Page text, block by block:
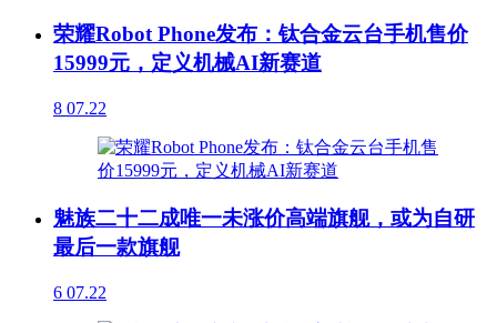
荣耀Robot Phone发布：钛合金云台手机售价
15999元，定义机械AI新赛道
8 07.22
魅族二十二成唯一未涨价高端旗舰，或为自研
最后一款旗舰
6 07.22